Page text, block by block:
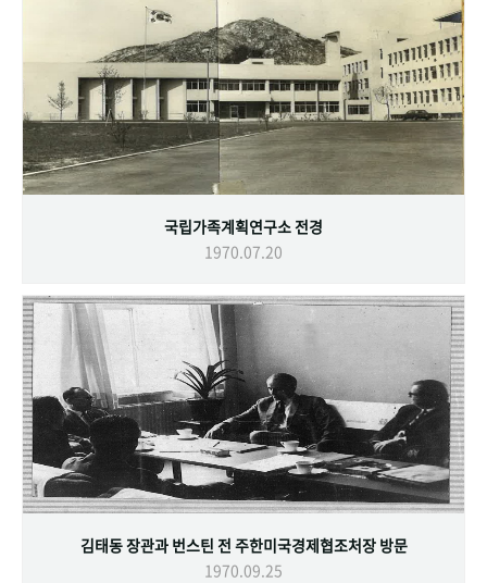
국립가족계획연구소 전경
1970.07.20
김태동 장관과 번스틴 전 주한미국경제협조처장 방문
1970.09.25